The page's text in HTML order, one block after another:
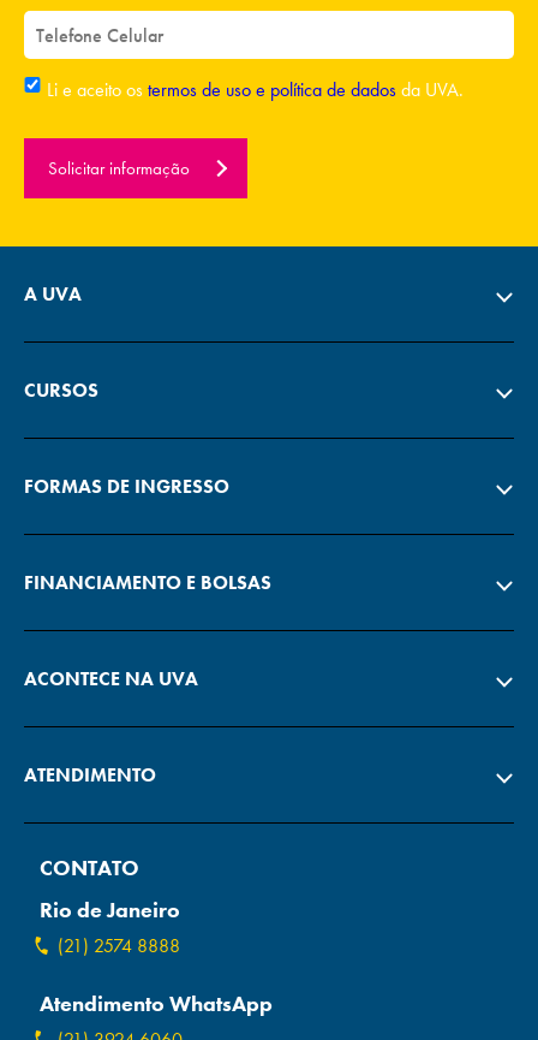
Li e aceito ostermos de uso e política de dadosda UVA.
Solicitar informação
A UVA
CURSOS
FORMAS DE INGRESSO
FINANCIAMENTO E BOLSAS
ACONTECE NA UVA
ATENDIMENTO
CONTATO
Rio de Janeiro
(21) 2574 8888
Atendimento WhatsApp